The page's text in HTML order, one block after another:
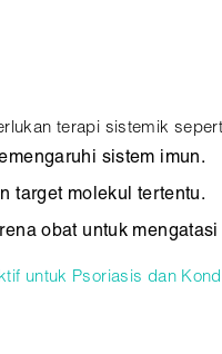
terapi sistemik
sistem imun.
target molekul tertentu.
obat untuk
untuk Psoriasis dan